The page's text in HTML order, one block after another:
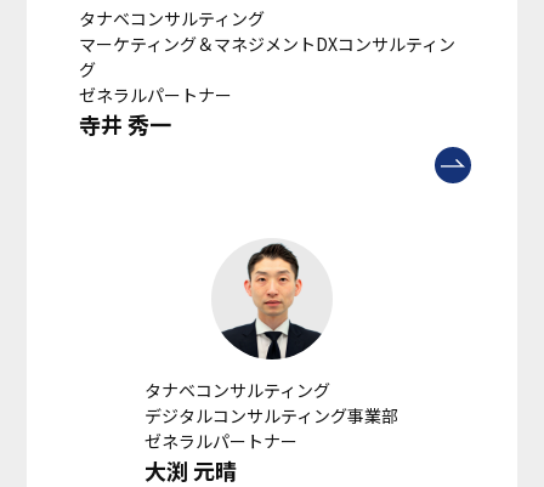
タナベコンサルティング
マーケティング＆マネジメントDXコンサルティン
グ
ゼネラルパートナー
寺井 秀一
タナベコンサルティング
デジタルコンサルティング事業部
ゼネラルパートナー
大渕 元晴